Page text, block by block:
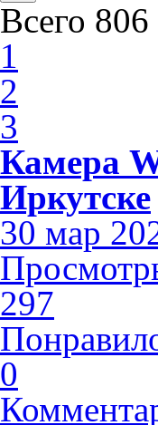
Всего
1
2
3
Камера
Иркутске
30 мар
297
0